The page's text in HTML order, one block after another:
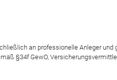
Thelen und unser neuer
sich in seiner neuen Rolle
an professionelle Anleger
§34f GewO,